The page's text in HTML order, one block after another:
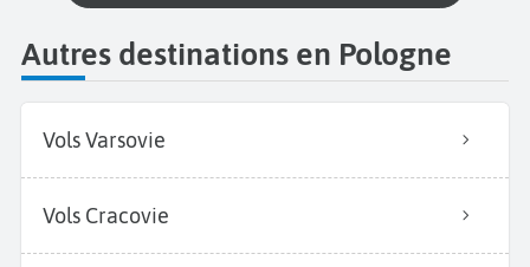
Autres destinations en Pologne
Vols Varsovie
Vols Cracovie